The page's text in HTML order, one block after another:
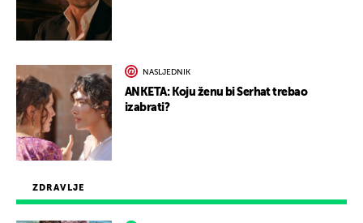
ZDRAVLJE
NASLJEDNIK
ANKETA: Koju ženu bi Serhat trebao
izabrati?